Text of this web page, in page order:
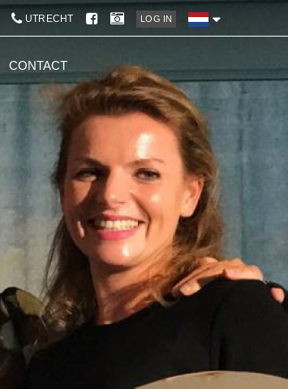
UTRECHT LOG IN
CONTACT